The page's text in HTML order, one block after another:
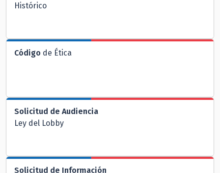
Histórico
Código de Ética
Solicitud de Audiencia
Ley del Lobby
Solicitud de Información